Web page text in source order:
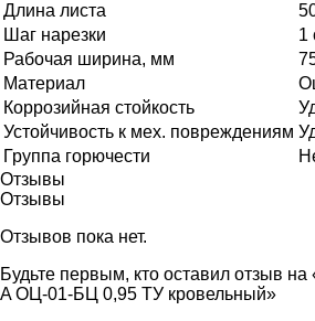
Длина листа
Шаг нарезки
1
Рабочая ширина, мм
Материал
Коррозийная стойкость
Устойчивость к мех. повреждениям
Группа горючести
Отзывы
Отзывы
Отзывов пока нет.
Будьте первым, кто оставил отзыв
A ОЦ-01-БЦ 0,95 ТУ кровельный»